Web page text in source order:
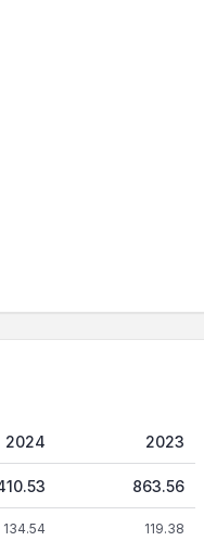
2024 2023
863.56
134.54 119.38